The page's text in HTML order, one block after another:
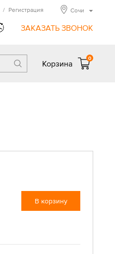
ЗАКАЗАТЬ ЗВОНОК
/ Регистрация Сочи
Корзина
0
В корзину